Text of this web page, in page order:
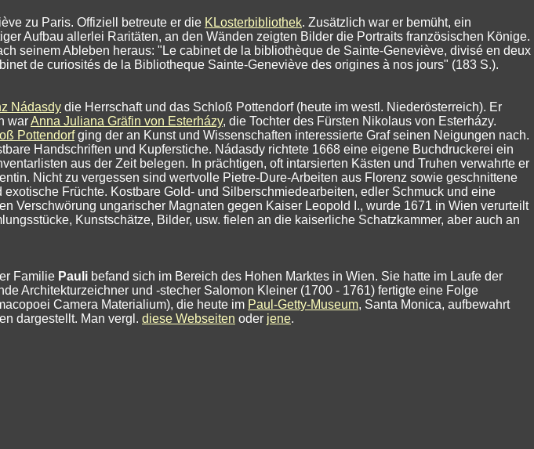
zu Paris. Offiziell betreute er die KLosterbibliothek. Zusätzlich war er bemüht, ein
Aufbau allerlei Raritäten, an den Wänden zeigten Bilder die Portraits französischen Könige.
seinem Ableben heraus: "Le cabinet de la bibliothèque de Sainte-Geneviève, divisé en deux
de curiosités de la Bibliotheque Sainte-Geneviève des origines à nos jours" (183 S.).
Nádasdy die Herrschaft und das Schloß Pottendorf (heute im westl. Niederösterreich). Er
warAnna Juliana Gräfin von Esterházy, die Tochter des Fürsten Nikolaus von Esterházy.
Pottendorfging der an Kunst und Wissenschaften interessierte Graf seinen Neigungen nach.
Handschriften und Kupferstiche. Nádasdy richtete 1668 eine eigene Buchdruckerei ein
aus der Zeit belegen. In prächtigen, oft intarsierten Kästen und Truhen verwahrte er
Nicht zu vergessen sind wertvolle Pietre-Dure-Arbeiten aus Florenz sowie geschnittene
Früchte. Kostbare Gold- und Silberschmiedearbeiten, edler Schmuck und eine
Verschwörung ungarischer Magnaten gegen Kaiser Leopold I., wurde 1671 in Wien verurteilt
Kunstschätze, Bilder, usw. fielen an die kaiserliche Schatzkammer, aber auch an
Familie Pauli befand sich im Bereich des Hohen Marktes in Wien. Sie hatte im Laufe der
Architekturzeichner und -stecher Salomon Kleiner (1700 - 1761) fertigte eine Folge
Camera Materialium), die heute im Paul-Getty-Museum, Santa Monica, aufbewahrt
dargestellt. Man vergl. diese Webseiten oder jene.